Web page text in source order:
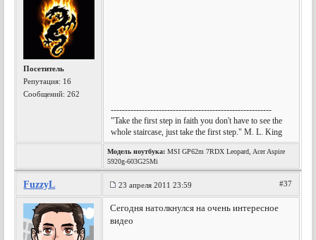
Посетитель
Репутация: 16
Сообщений: 262
---------------------------------------------------------
"Take the first step in faith you don't have to see the
whole staircase, just take the first step." M. L. King
Модель ноутбука: MSI GP62m 7RDX Leopard, Acer Aspire
5920g-603G25Mi
FuzzyL 23 апреля 2011 23:59 #37
Сегодня натолкнулся на очень интересное
видео